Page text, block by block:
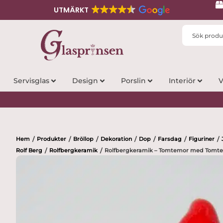
UTMÄRKT
Search
Servisglas Design Porslin Interiör
Hem / Produkter / Bröllop / Dekoration / Dop / Farsdag / Figuriner /
Rolf Berg / Rolfbergkeramik / Rolfbergkeramik – Tomtemor med